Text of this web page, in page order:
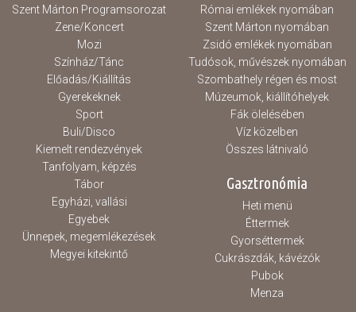
Szent Márton Programsorozat
Zene/Koncert
Mozi
Színház/Tánc
Előadás/Kiállítás
Gyerekeknek
Sport
Buli/Disco
Kiemelt rendezvények
Tanfolyam, képzés
Tábor
Egyházi, vallási
Egyebek
Ünnepek, megemlékezések
Megyei kitekintő
Római emlékek nyomában
Szent Márton nyomában
Zsidó emlékek nyomában
Tudósok, művészek nyomában
Szombathely régen és most
Múzeumok, kiállítóhelyek
Fák ölelésében
Víz közelben
Összes látnivaló
Gasztronómia
Heti menü
Éttermek
Gyorséttermek
Cukrászdák, kávézók
Pubok
Menza